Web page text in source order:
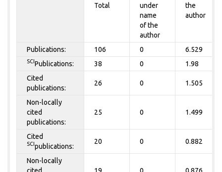
Total
under
name
of the
author
the
author
Publications: 106 0 6.529
SCI Publications: 38 0
1.98
Cited
publications:
26 0 1.505
Non-locally
cited
publications:
25 0 1.499
Cited
SCI publications:
20 0 0.882
Non-locally
cited
19 0 0.876